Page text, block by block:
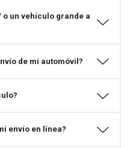
o un vehículo grande a
de mi automóvil?
envío en línea?